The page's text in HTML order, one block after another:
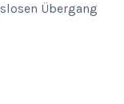
Übergang